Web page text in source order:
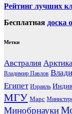
Рейтинг лучших
Бесплатная доска
Метки
Австралия
Владимир Павлов
Египет Израиль
МГУ Марс
Минобрнауки